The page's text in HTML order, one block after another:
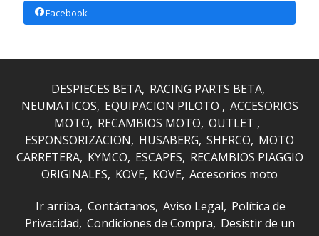
Facebook
DESPIECES BETA RACING PARTS BETA
NEUMATICOS EQUIPACION PILOTO
ACCESORIOS
MOTO RECAMBIOS MOTO OUTLET
ESPONSORIZACION
HUSABERG SHERCO MOTO
CARRETERA KYMCO ESCAPES RECAMBIOS PIAGGIO
ORIGINALES KOVE KOVE Accesorios moto
Ir arriba Contáctanos Aviso Legal Política de
Privacidad Condiciones de Compra Desistir de un